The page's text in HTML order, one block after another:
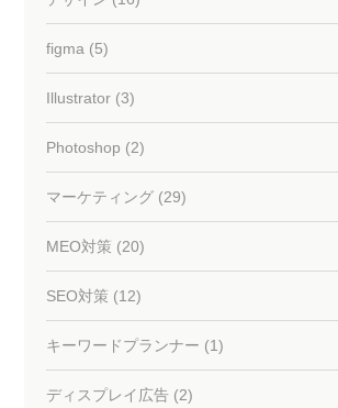
figma (5)
Illustrator (3)
Photoshop (2)
マーケティング (29)
MEO対策 (20)
SEO対策 (12)
キーワードプランナー (1)
ディスプレイ広告 (2)